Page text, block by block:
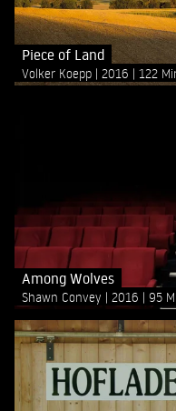
Piece of Land
Volker Koepp 2016 122
Among Wolves
Shawn Convey 2016 95